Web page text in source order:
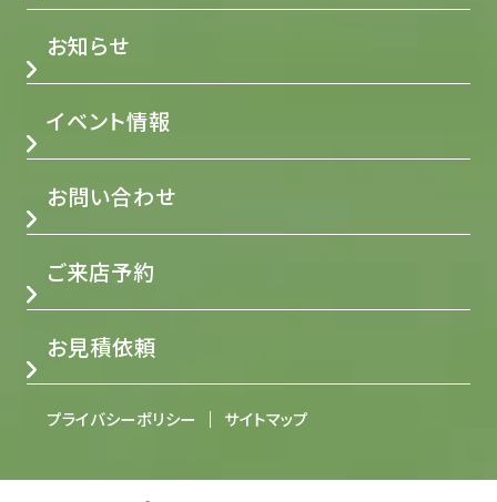
お知らせ
イベント情報
お問い合わせ
ご来店予約
お見積依頼
プライバシーポリシー サイトマップ